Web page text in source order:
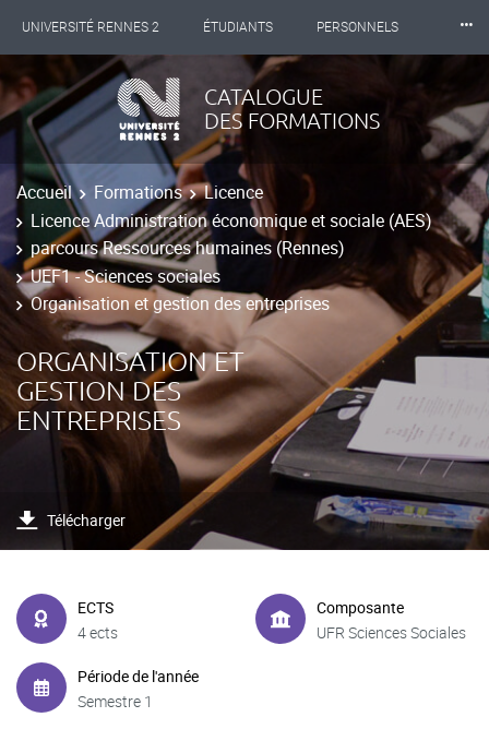
UNIVERSITÉ RENNES 2 ÉTUDIANTS PERSONNELS
INTERNATIONAL PROFESSIONNELS
LES NOUVELLES DE RENNES 2
⸱⸱⸱
CATALOGUE
DES FORMATIONS
Accueil Formations
Licence
Licence Administration économique et sociale (AES)
parcours Ressources humaines (Rennes)
UEF1 - Sciences sociales
Organisation et gestion des entreprises
ORGANISATION ET
GESTION DES
ENTREPRISES
Télécharger
ECTS
4 ects
Composante
UFR Sciences Sociales
Période de l'année
Semestre 1